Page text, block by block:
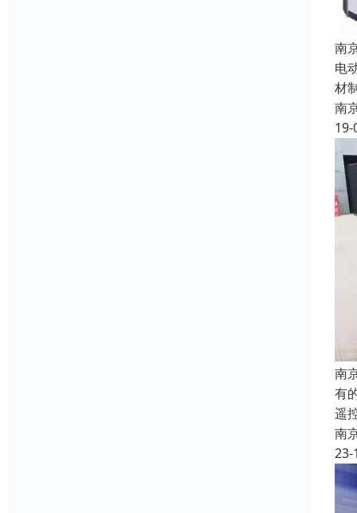
南
电
材
南
19-
南
有
遥
南
23-